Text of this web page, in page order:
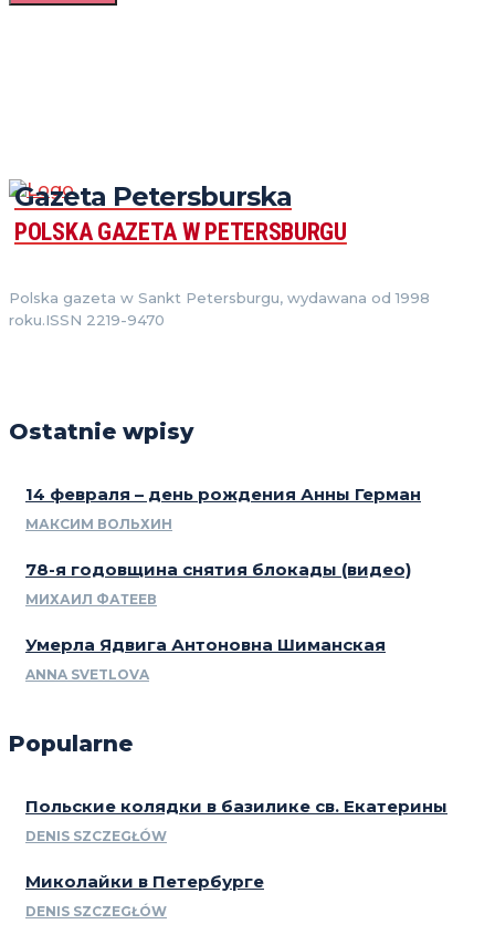
Gazeta Petersburska
POLSKA GAZETA W PETERSBURGU
Polska gazeta w Sankt Petersburgu, wydawana od 1998
roku.ISSN 2219-9470
Ostatnie wpisy
14 февраля – день рождения Анны Герман
МАКСИМ ВОЛЬХИН
78-я годовщина снятия блокады (видео)
МИХАИЛ ФАТЕЕВ
Умерла Ядвига Антоновна Шиманская
ANNA SVETLOVA
Popularne
Польские колядки в базилике св. Екатерины
DENIS SZCZEGŁÓW
Миколайки в Петербурге
DENIS SZCZEGŁÓW